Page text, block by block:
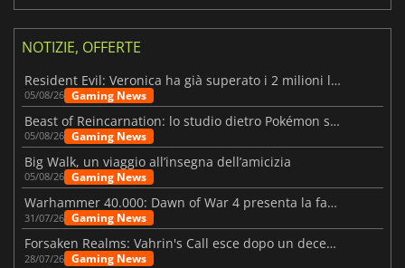
NOTIZIE, OFFERTE
Resident Evil: Veronica ha già superato i 2 milioni liste dei desideri
05/08/26 Gaming News
Beast of Reincarnation: lo studio dietro Pokémon su una nuova strada
05/08/26 Gaming News
Big Walk, un viaggio all’insegna dell’amicizia
05/08/26 Gaming News
Warhammer 40.000: Dawn of War 4 presenta la fazione dei Necron
31/07/26 Gaming News
Forsaken Realms: Vahrin's Call esce dopo un decennio di sviluppo
28/07/26 Gaming News